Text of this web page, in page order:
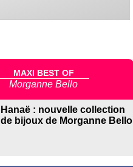
MAXI BEST OF
Morganne Bello
Hanaë : nouvelle collection
de bijoux de Morganne Bello